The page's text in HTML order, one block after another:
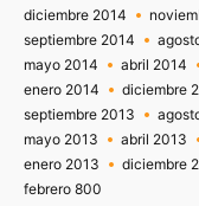
diciembre 2014
septiembre 2014
mayo 2014
abril 2014
enero 2014
diciembre
septiembre 2013
mayo 2013
abril 2013
enero 2013
diciembre
febrero 800